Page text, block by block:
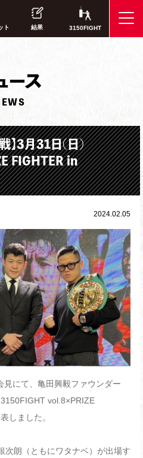
ト 結果 3150FIGHT
ース
】3月31日(日)
FIGHTER in
2024.02.05
にて、亀田興毅ファウンダー
vol.8×PRIZE
しました。
次朗（ともにワタナベ）が出場す